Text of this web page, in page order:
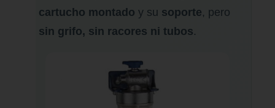
cartucho montado y su soporte, pero
sin grifo, sin racores ni tubos.